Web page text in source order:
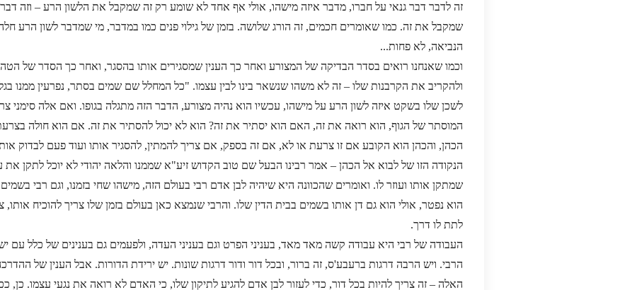
זה לדבר דבר גנאי על חברו, מדבר איזה מישהו, אולי אף אחד לא שומע רק זה שמקבל את הלשון הרע – וזה
שמקבל את זה. כמו שאומרים חכמים, זה הורג שלושה. בזמן של גילוי פנים כמו במדבר, מי שמדבר לשון הרע
הנביאה, לא פחות...
וכמו שאנחנו רואים בסדר הבדיקה של המצורע ואחר כך הענין שמסגירים אותו בהסגר, ואחר כך הסדר של
ולהקריב את הקרבנות שלו – זה לא משהו שנשאר בינו לבין עצמו. "כל המחלל שם שמים בסתר, נפרעין ממנו
לשכן שלו בשקט איזה לשון הרע על מישהו, עכשיו הוא נהיה מצורע, הדבר הזה מתגלה בגופו. ואם אלה סימני
המוסתר של הגוף, הוא רואה את זה, האם הוא יסתיר את זה? הוא לא יכול להסתיר את זה. אם הוא חולה
הכהן, והכהן הוא הקובע אם זו צרעת או לא, אם זה בספק, אם צריך להמתין, להסגיר אותו ועוד פעם לבדוק
הנקודה הזו של לבוא אל הכהן – אמר רבינו הבעל שם טוב הקדוש זיע"א שממנו והלאה יהודי לא יוכל לתקן
שמתקן אותו ועוזר לו. ואומרים שהכוונה היא שיהיה לבן אדם רבי בעולם הזה, מישהו שחי בזמנו, וגם רבי
הוא נפטר, אולי הוא גם דן אותו בשמים בבית הדין שלו. והרבי שנמצא כאן בעולם בזמן שלו צריך להוכיח אותו,
לתת לו דרך.
העבודה של רבי היא עבודה קשה מאד מאד, בעניני הפרט וגם בעניני העדה, ולפעמים גם בענינים של כלל עם
הרבי. ויש הרבה דרגות ברעבע'ס, זה ברור, ובכל דור ודור דרגות שונות. יש ירידת הדורות. אבל הענין של
האלה – זה צריך להיות בכל דור, כדי לעזור לבן אדם להגיע לתיקון שלו, כי האדם לא רואה את נגעי עצמו.